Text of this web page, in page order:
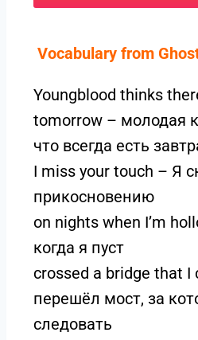
Vocabulary from
Youngblood thinks
tomorrow – молодая
что всегда есть
I miss your touch – Я
прикосновению
on nights when I’m
когда я пуст
crossed a bridge that I
перешёл мост, за
следовать